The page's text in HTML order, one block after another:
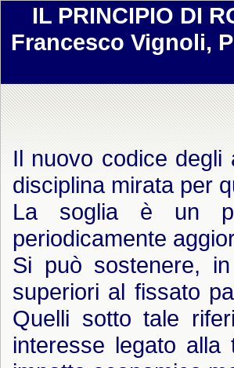
IL PRINCIPIO DI
Francesco Vignoli,
Il nuovo codice
disciplina mirata per
La soglia è un
periodicamente
Si può sostenere,
superiori al fissato
Quelli sotto tale
interesse legato